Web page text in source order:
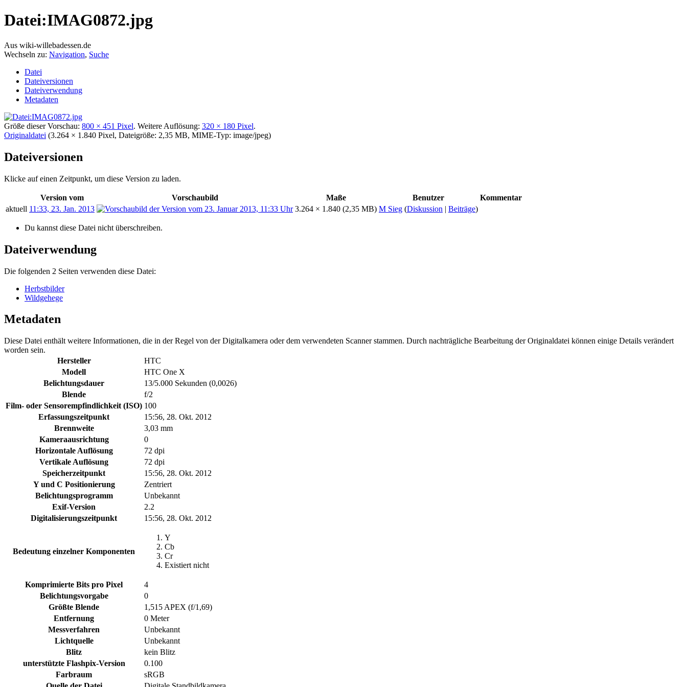
Datei:IMAG0872.jpg
Aus wiki-willebadessen.de
Wechseln zu: Navigation, Suche
Datei
Dateiversionen
Dateiverwendung
Metadaten
Größe dieser Vorschau: 800 × 451 Pixel. Weitere Auflösung: 320 × 180 Pixel.
Originaldatei (3.264 × 1.840 Pixel, Dateigröße: 2,35 MB, MIME-Typ: image/jpeg)
Dateiversionen
Klicke auf einen Zeitpunkt, um diese Version zu laden.
Version vom Vorschaubild Maße Benutzer
Kommentar
aktuell 11:33, 23. Jan. 2013 3.264 × 1.840 (2,35 MB) M Sieg (Diskussion | Beiträge)
Du kannst diese Datei nicht überschreiben.
Dateiverwendung
Die folgenden 2 Seiten verwenden diese Datei:
Herbstbilder
Wildgehege
Metadaten
Diese Datei enthält weitere Informationen, die in der Regel von der Digitalkamera oder dem verwendeten Scanner stammen. Durch nachträgliche Bearbeitung der Originaldatei können einige Details verändert
worden sein.
Hersteller
HTC
Modell
HTC One X
Belichtungsdauer
13/5.000 Sekunden (0,0026)
Blende
f/2
Film- oder Sensorempfindlichkeit (ISO) 100
Erfassungszeitpunkt
15:56, 28. Okt. 2012
Brennweite
3,03 mm
Kameraausrichtung
0
Horizontale Auflösung
72 dpi
Vertikale Auflösung
72 dpi
Speicherzeitpunkt
15:56, 28. Okt. 2012
Y und C Positionierung
Zentriert
Belichtungsprogramm
Unbekannt
Exif-Version
2.2
Digitalisierungszeitpunkt
15:56, 28. Okt. 2012
Bedeutung einzelner Komponenten
Y
Cb
Cr
Existiert nicht
Komprimierte Bits pro Pixel
4
Belichtungsvorgabe
0
Größte Blende
1,515 APEX (f/1,69)
Entfernung
0 Meter
Messverfahren
Unbekannt
Lichtquelle
Unbekannt
Blitz
kein Blitz
unterstützte Flashpix-Version
0.100
Farbraum
sRGB